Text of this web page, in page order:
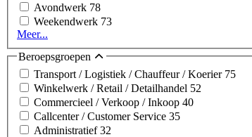
Avondwerk 78
Weekendwerk 73
Meer...
Beroepsgroepen
Transport / Logistiek / Chauffeur / Koerier 75
Winkelwerk / Retail / Detailhandel 52
Commercieel / Verkoop / Inkoop 40
Callcenter / Customer Service 35
Administratief32